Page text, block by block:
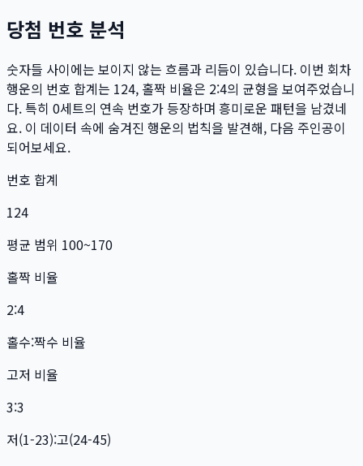
당첨 번호 분석
숫자들 사이에는 보이지 않는 흐름과 리듬이 있습니다. 이번 회차
행운의 번호 합계는 124, 홀짝 비율은 2:4의 균형을 보여주었습니
다. 특히 0세트의 연속 번호가 등장하며 흥미로운 패턴을 남겼네
요. 이 데이터 속에 숨겨진 행운의 법칙을 발견해, 다음 주인공이
되어보세요.
번호 합계
124
평균 범위 100~170
홀짝 비율
2:4
홀수:짝수 비율
고저 비율
3:3
저(1-23):고(24-45)